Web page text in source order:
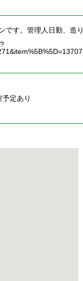
です。管理人日勤、
定あり